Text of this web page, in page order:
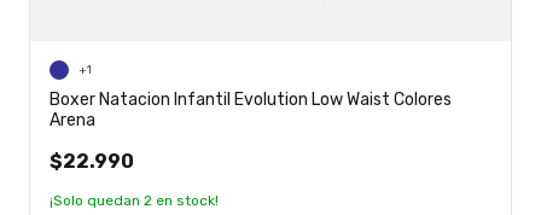
Boxer Natacion Infantil Evolution Low Waist Colores
Arena
$22.990
¡Solo quedan 2 en stock!
+1